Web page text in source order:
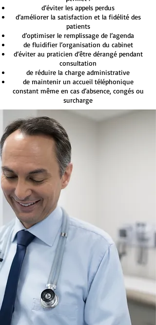
d’éviter les appels perdus
d’améliorer la satisfaction et la fidélité des
patients
d’optimiser le remplissage de l’agenda
de fluidifier l’organisation du cabinet
d’éviter au praticien d’être dérangé pendant
consultation
de réduire la charge administrative
de maintenir un accueil téléphonique
constant même en cas d’absence, congés ou
surcharge